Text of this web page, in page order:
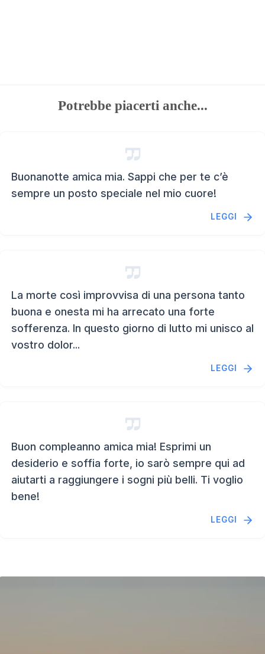
Potrebbe piacerti anche...
Buonanotte amica mia. Sappi che per te c’è
sempre un posto speciale nel mio cuore!
LEGGI
La morte così improvvisa di una persona tanto
buona e onesta mi ha arrecato una forte
sofferenza. In questo giorno di lutto mi unisco al
vostro dolor...
LEGGI
Buon compleanno amica mia! Esprimi un
desiderio e soffia forte, io sarò sempre qui ad
aiutarti a raggiungere i sogni più belli. Ti voglio
bene!
LEGGI